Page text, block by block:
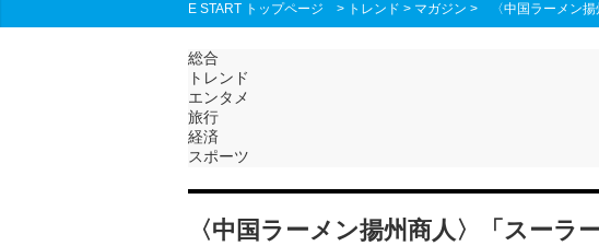
E START トップページ > トレンド > マガジン > 〈中国ラーメン
総合
トレンド
エンタメ
旅行
経済
スポーツ
〈中国ラーメン揚州商人〉「スーラ